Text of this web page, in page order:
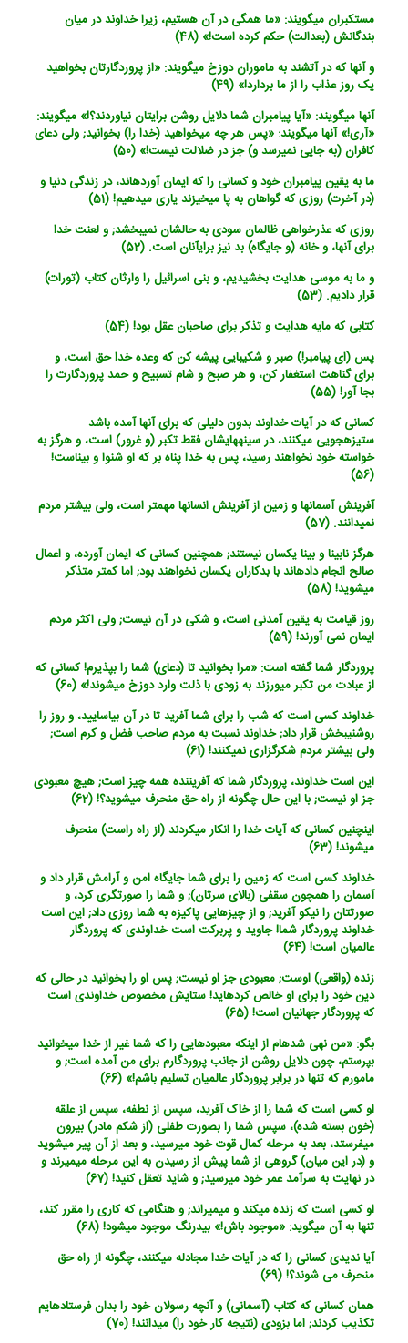
مستکبران می‏گویند: «ما همگی در آن هستیم، زیرا خداوند در میان
بندگانش (بعدالت) حکم کرده است!» (48)
و آنها که در آتشند به ماموران دوزخ می‏گویند: «از پروردگارتان بخواهید
یک روز عذاب را از ما بردارد!» (49)
آنها می‏گویند: «آیا پیامبران شما دلایل روشن برایتان نیاوردند؟!» می‏گویند:
«آری!» آنها می‏گویند: «پس هر چه می‏خواهید (خدا را) بخوانید; ولی دعای
کافران (به جایی نمی‏رسد و) جز در ضلالت نیست!» (50)
ما به یقین پیامبران خود و کسانی را که ایمان آورده‏اند، در زندگی دنیا و
(در آخرت) روزی که گواهان به پا می‏خیزند یاری می‏دهیم! (51)
روزی که عذرخواهی ظالمان سودی به حالشان نمی‏بخشد; و لعنت خدا
برای آنها، و خانه (و جایگاه) بد نیز برای‏آنان است. (52)
و ما به موسی هدایت بخشیدیم، و بنی اسرائیل را وارثان کتاب (تورات)
قرار دادیم. (53)
کتابی که مایه هدایت و تذکر برای صاحبان عقل بود! (54)
پس (ای پیامبر!) صبر و شکیبایی پیشه کن که وعده خدا حق است، و
برای گناهت استغفار کن، و هر صبح و شام تسبیح و حمد پروردگارت را
بجا آور! (55)
کسانی که در آیات خداوند بدون دلیلی که برای آنها آمده باشد
ستیزه‏جویی می‏کنند، در سینه‏هایشان فقط تکبر (و غرور) است، و هرگز به
خواسته خود نخواهند رسید، پس به خدا پناه بر که او شنوا و بیناست!
(56)
آفرینش آسمانها و زمین از آفرینش انسانها مهمتر است، ولی بیشتر مردم
نمی‏دانند. (57)
هرگز نابینا و بینا یکسان نیستند; همچنین کسانی که ایمان آورده، و اعمال
صالح انجام داده‏اند با بدکاران یکسان نخواهند بود; اما کمتر متذکر
می‏شوید! (58)
روز قیامت به یقین آمدنی است، و شکی در آن نیست; ولی اکثر مردم
ایمان نمی آورند! (59)
پروردگار شما گفته است: «مرا بخوانید تا (دعای) شما را بپذیرم! کسانی که
از عبادت من تکبر می‏ورزند به زودی با ذلت وارد دوزخ می‏شوند!» (60)
خداوند کسی است که شب را برای شما آفرید تا در آن بیاسایید، و روز را
روشنی‏بخش قرار داد; خداوند نسبت به مردم صاحب فضل و کرم است;
ولی بیشتر مردم شکرگزاری نمی‏کنند! (61)
این است خداوند، پروردگار شما که آفریننده همه چیز است; هیچ معبودی
جز او نیست; با این حال چگونه از راه حق منحرف می‏شوید؟! (62)
اینچنین کسانی که آیات خدا را انکار می‏کردند (از راه راست) منحرف
می‏شوند! (63)
خداوند کسی است که زمین را برای شما جایگاه امن و آرامش قرار داد و
آسمان را همچون سقفی (بالای سرتان); و شما را صورتگری کرد، و
صورتتان را نیکو آفرید; و از چیزهایی پاکیزه به شما روزی داد; این است
خداوند پروردگار شما! جاوید و پربرکت است خداوندی که پروردگار
عالمیان است! (64)
زنده (واقعی) اوست; معبودی جز او نیست; پس او را بخوانید در حالی که
دین خود را برای او خالص کرده‏اید! ستایش مخصوص خداوندی است
که پروردگار جهانیان است! (65)
بگو: «من نهی شده‏ام از اینکه معبودهایی را که شما غیر از خدا می‏خوانید
بپرستم، چون دلایل روشن از جانب پروردگارم برای من آمده است; و
مامورم که تنها در برابر پروردگار عالمیان تسلیم باشم!» (66)
او کسی است که شما را از خاک آفرید، سپس از نطفه، سپس از علقه
(خون بسته شده)، سپس شما را بصورت طفلی (از شکم مادر) بیرون
می‏فرستد، بعد به مرحله کمال قوت خود می‏رسید، و بعد از آن پیر می‏شوید
و (در این میان) گروهی از شما پیش از رسیدن به این مرحله می‏میرند و
در نهایت به سرآمد عمر خود می‏رسید; و شاید تعقل کنید! (67)
او کسی است که زنده می‏کند و می‏میراند; و هنگامی که کاری را مقرر کند،
تنها به آن می‏گوید: «موجود باش!» بی‏درنگ موجود می‏شود! (68)
آیا ندیدی کسانی را که در آیات خدا مجادله می‏کنند، چگونه از راه حق
منحرف می شوند؟! (69)
همان کسانی که کتاب (آسمانی) و آنچه رسولان خود را بدان فرستاده‏ایم
تکذیب کردند; اما بزودی (نتیجه کار خود را) می‏دانند! (70)